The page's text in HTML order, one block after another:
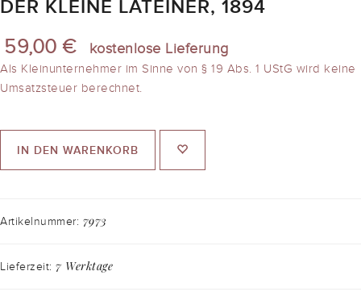
DER KLEINE LATEINER, 1894
59,00 € kostenlose Lieferung
Als Kleinunternehmer im Sinne von § 19 Abs. 1 UStG wird keine
Umsatzsteuer berechnet.
IN DEN WARENKORB
Artikelnummer: 7973
Lieferzeit: 7 Werktage